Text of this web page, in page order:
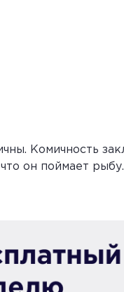
Комичность
он поймает рыбу.